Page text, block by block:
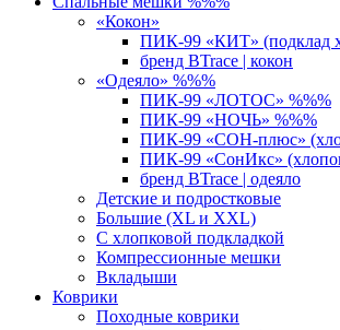
«Кокон»
ПИК-99 «КИТ» (подклад
бренд BTrace | кокон
«Одеяло» %%%
ПИК-99 «ЛОТОС» %%%
ПИК-99 «НОЧЬ» %%%
ПИК-99 «СОН-плюс»
ПИК-99 «СонИкс»
бренд BTrace | одеяло
Детские и подростковые
Большие (XL и XXL)
С хлопковой подкладкой
Компрессионные мешки
Вкладыши
Коврики
Походные коврики